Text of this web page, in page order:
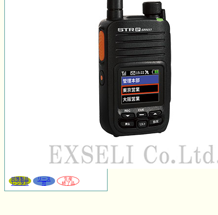
同等製品
レンタル
リース
可
生産
終了品